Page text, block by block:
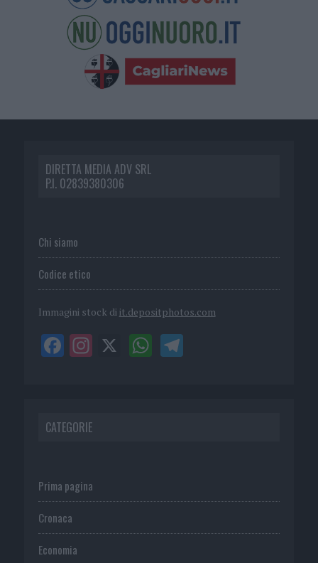
DIRETTA MEDIA ADV SRL
P.I. 02839380306
Chi siamo
Codice etico
Immagini stock di it.depositphotos.com
CATEGORIE
Prima pagina
Cronaca
Economia